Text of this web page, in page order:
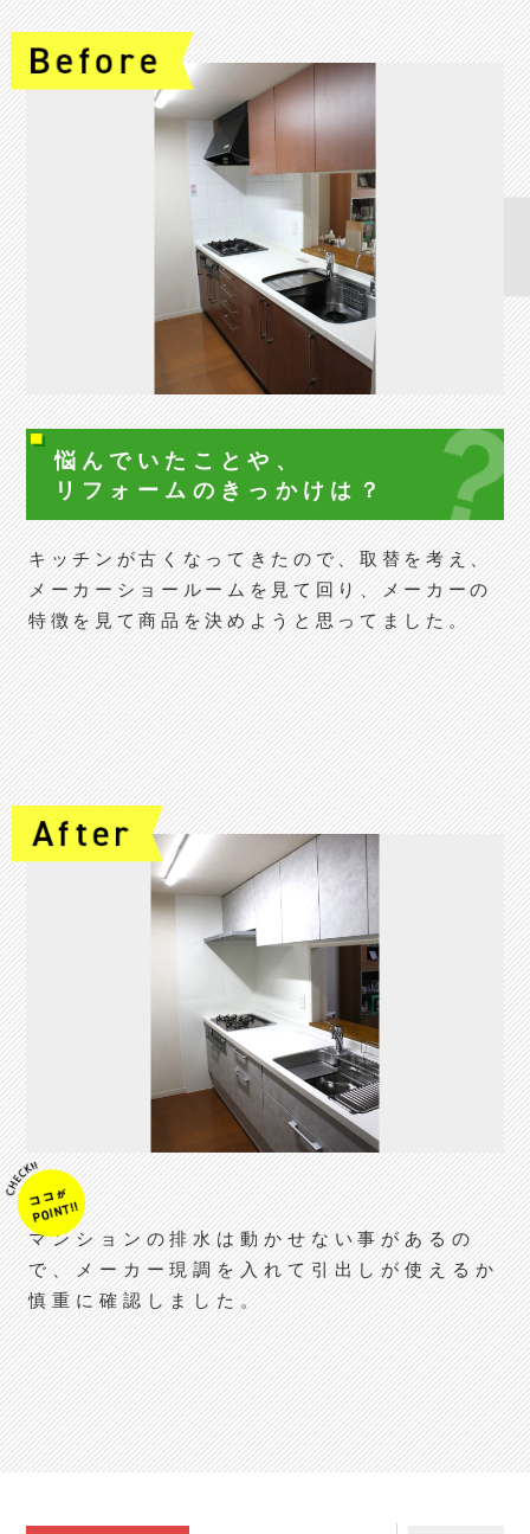
悩んでいたことや、
リフォームの きっかけは？
キッチンが古くなってきたので、取替を考え、
メーカーショールームを見て回り、メーカーの
特徴を見て商品を決めようと思ってました。
マンションの排水は動かせない事があるの
で、メーカー現調を入れて引出しが使えるか
慎重に確認しました。